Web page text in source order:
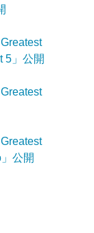
5」公開
公開